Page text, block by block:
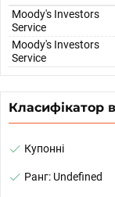
Moody's Investors
Service
Moody's Investors
Service
Класифікатор
Купонні
Ранг: Undefined